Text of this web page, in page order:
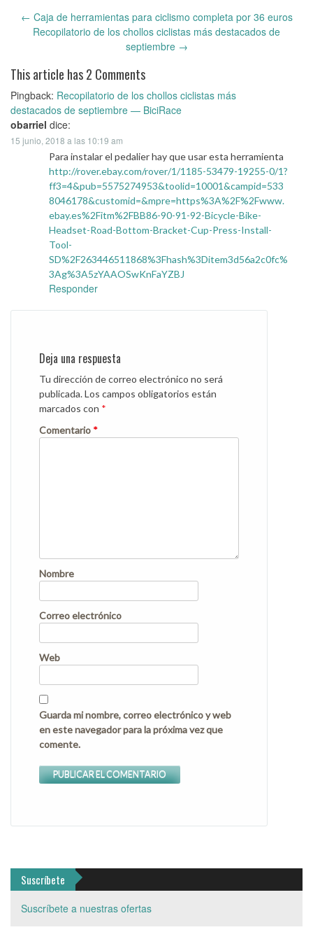
Post
← Caja de herramientas para ciclismo completa por 36 euros
Recopilatorio de los chollos ciclistas más destacados de
septiembre →
This article has 2 Comments
Pingback: Recopilatorio de los chollos ciclistas más
destacados de septiembre — BiciRace
obarriel dice:
15 junio, 2018 a las 10:19 am
Para instalar el pedalier hay que usar esta herramienta
http://rover.ebay.com/rover/1/1185-53479-19255-0/1?
ff3=4&pub=5575274953&toolid=10001&campid=533
8046178&customid=&mpre=https%3A%2F%2Fwww.
ebay.es%2Fitm%2FBB86-90-91-92-Bicycle-Bike-
Headset-Road-Bottom-Bracket-Cup-Press-Install-
Tool-
SD%2F263446511868%3Fhash%3Ditem3d56a2c0fc%
3Ag%3A5zYAAOSwKnFaYZBJ
Responder
Deja una respuesta
Tu dirección de correo electrónico no será
publicada.Los campos obligatorios están
marcados con *
Comentario *
Nombre
Correo electrónico
Web
Guarda mi nombre, correo electrónico y web
en este navegador para la próxima vez que
comente.
Suscríbete
Suscríbete a nuestras ofertas